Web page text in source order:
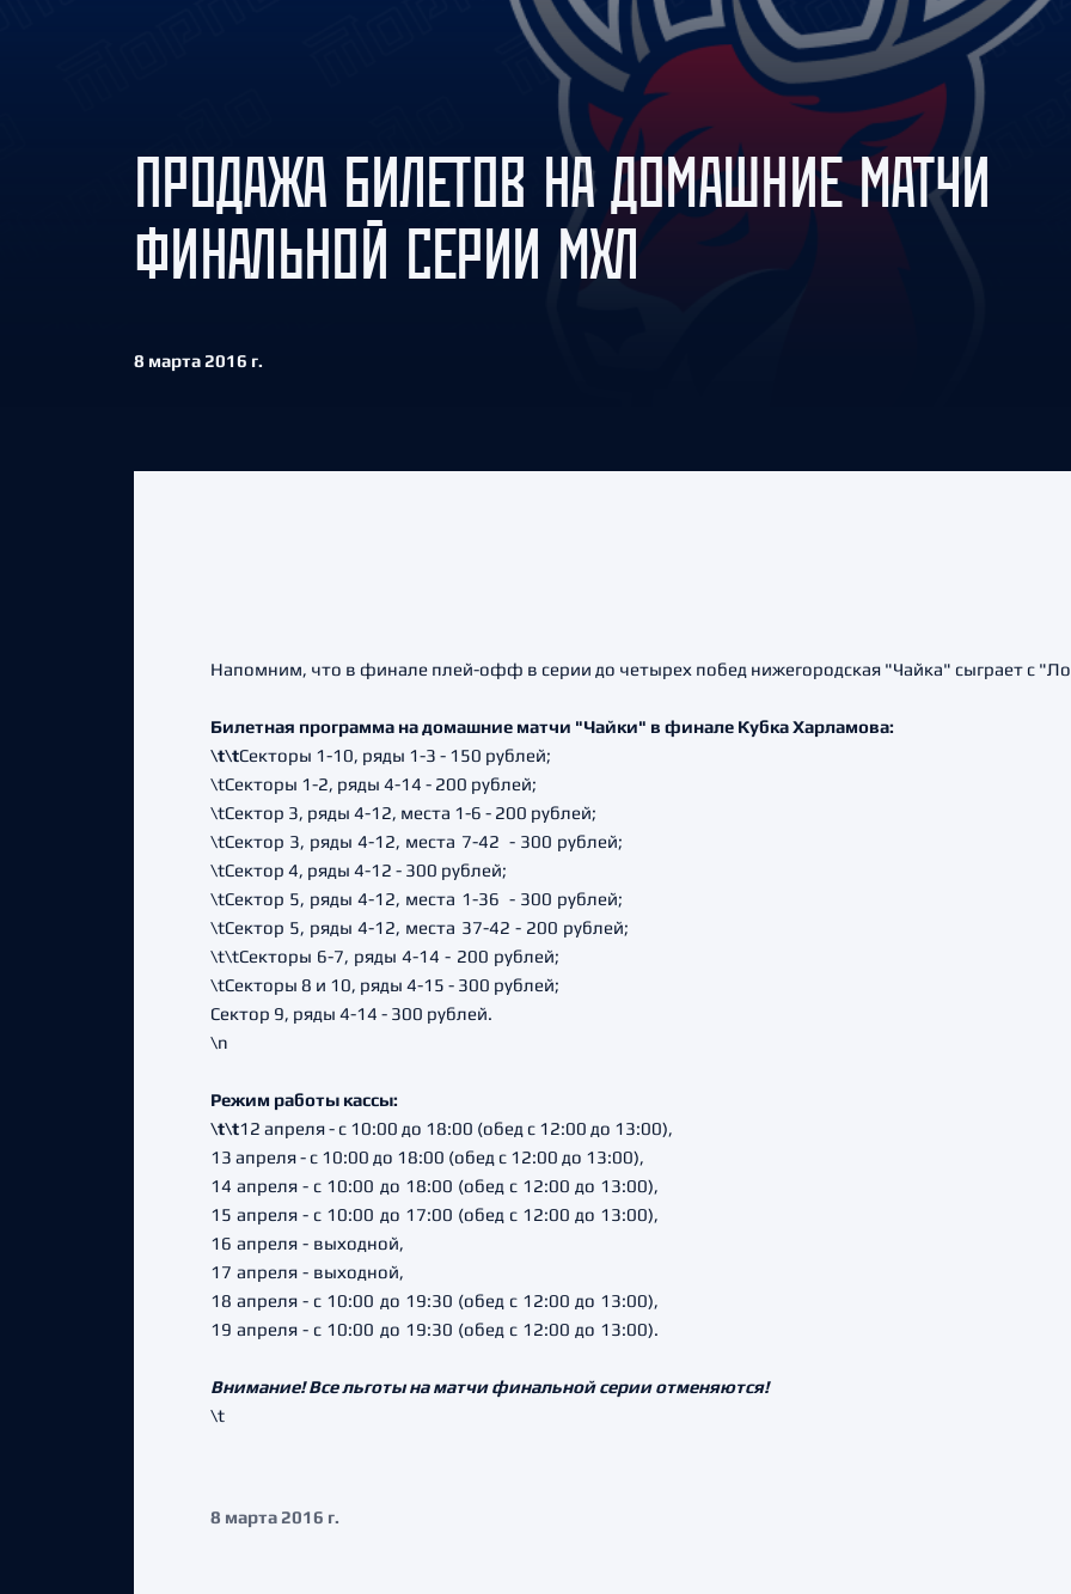
Амур
Барыс
Салават Юлаев
Сибирь
ПРОДАЖА БИЛЕТОВ НА ДОМАШНИЕ МАТЧИ
ФИНАЛЬНОЙ СЕРИИ МХЛ
8 марта 2016 г.
Напомним, что в финале плей-офф в серии до четырех побед нижегородская "Чайка" сыграет с
Билетная программа на домашние матчи "Чайки" в финале Кубка Харламова:
\t\tСекторы 1-10, ряды 1-3 - 150 рублей;
\tСекторы 1-2, ряды 4-14 - 200 рублей;
\tСектор 3, ряды 4-12, места 1-6 - 200 рублей;
\tСектор 3, ряды 4-12, места 7-42 - 300 рублей;
\tСектор 4, ряды 4-12 - 300 рублей;
\tСектор 5, ряды 4-12, места 1-36 - 300 рублей;
\tСектор 5, ряды 4-12, места 37-42 - 200 рублей;
\t\tСекторы 6-7, ряды 4-14 - 200 рублей;
\tСекторы 8 и 10, ряды 4-15 - 300 рублей;
Сектор 9, ряды 4-14 - 300 рублей.
\n
Режим работы кассы:
\t\t12 апреля - с 10:00 до 18:00 (обед с 12:00 до 13:00),
13 апреля - с 10:00 до 18:00 (обед с 12:00 до 13:00),
14 апреля - с 10:00 до 18:00 (обед с 12:00 до 13:00),
15 апреля - с 10:00 до 17:00 (обед с 12:00 до 13:00),
16 апреля - выходной,
17 апреля - выходной,
18 апреля - с 10:00 до 19:30 (обед с 12:00 до 13:00),
19 апреля - с 10:00 до 19:30 (обед с 12:00 до 13:00).
Внимание! Все льготы на матчи финальной серии отменяются!
\t
8 марта 2016 г.